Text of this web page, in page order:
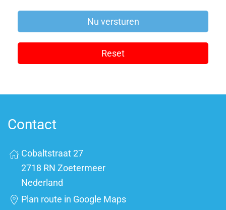
Nu versturen
Reset
Contact
Cobaltstraat 27
2718 RN Zoetermeer
Nederland
Plan route in Google Maps